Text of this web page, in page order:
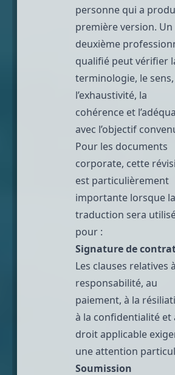
personne qui a
première version. Un
deuxième
qualifié peut vérifier
terminologie, le sens,
l’exhaustivité, la
cohérence et
avec l’objectif
Pour les documents
corporate, cette
est particulièrement
importante lorsque la
traduction sera
pour :
Signature de
Les clauses relatives
responsabilité, au
paiement, à la
à la confidentialité et
droit applicable
une attention
Soumission